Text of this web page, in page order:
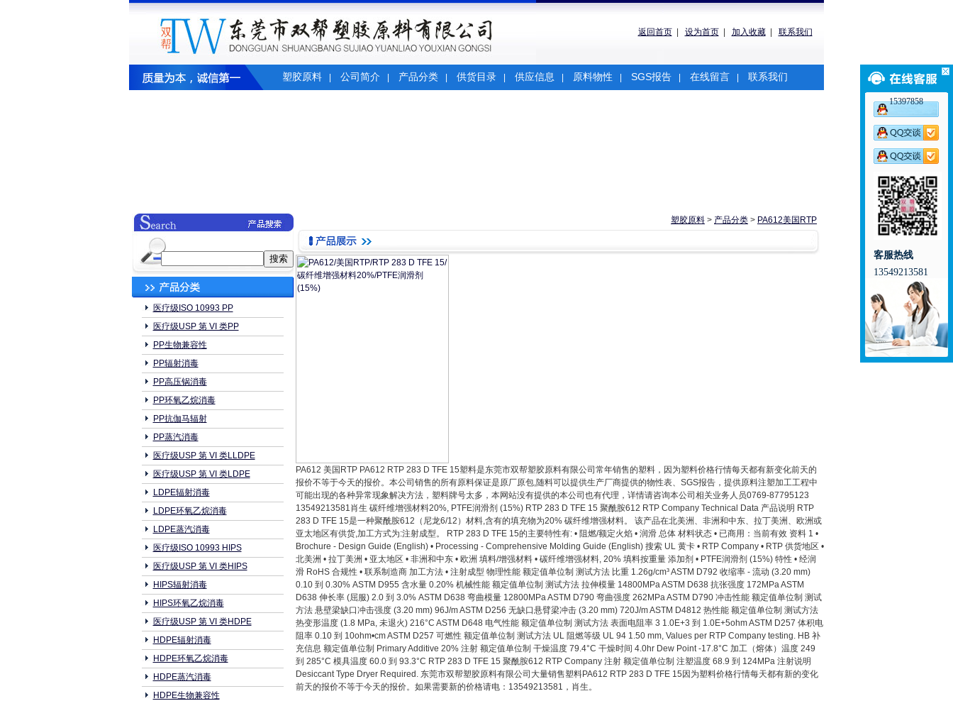
返回首页| 设为首页| 加入收藏| 联系我们
塑胶原料 公司简介 产品分类 供货目录 供应信息 原料物性 SGS报告 在线留言 联系我们
医疗级ISO 10993 PP
医疗级USP 第 VI 类PP
PP生物兼容性
PP辐射消毒
PP高压锅消毒
PP环氧乙烷消毒
PP抗伽马辐射
PP蒸汽消毒
医疗级USP 第 VI 类LLDPE
医疗级USP 第 VI 类LDPE
LDPE辐射消毒
LDPE环氧乙烷消毒
LDPE蒸汽消毒
医疗级ISO 10993 HIPS
医疗级USP 第 VI 类HIPS
HIPS辐射消毒
HIPS环氧乙烷消毒
医疗级USP 第 VI 类HDPE
HDPE辐射消毒
HDPE环氧乙烷消毒
HDPE蒸汽消毒
HDPE生物兼容性
塑胶原料 > 产品分类 > PA612美国RTP
PA612 美国RTP PA612 RTP 283 D TFE 15塑料是东莞市双帮塑胶原料有限公司常年销售的塑料，因为塑料价格行情每天都有新变化前天的
报价不等于今天的报价。本公司销售的所有原料保证是原厂原包,随料可以提供生产厂商提供的物性表、SGS报告，提供原料注塑加工工程中
可能出现的各种异常现象解决方法，塑料牌号太多，本网站没有提供的本公司也有代理，详情请咨询本公司相关业务人员0769-87795123
13549213581肖生 碳纤维增强材料20%, PTFE润滑剂 (15%) RTP 283 D TFE 15 聚酰胺612 RTP Company Technical Data 产品说明 RTP
283 D TFE 15是一种聚酰胺612（尼龙6/12）材料,含有的填充物为20% 碳纤维增强材料。 该产品在北美洲、非洲和中东、拉丁美洲、欧洲或
亚太地区有供货,加工方式为:注射成型。 RTP 283 D TFE 15的主要特性有: • 阻燃/额定火焰 • 润滑 总体 材料状态 • 已商用：当前有效 资料 1 •
Brochure - Design Guide (English) • Processing - Comprehensive Molding Guide (English) 搜索 UL 黄卡 • RTP Company • RTP 供货地区 •
北美洲 • 拉丁美洲 • 亚太地区 • 非洲和中东 • 欧洲 填料/增强材料 • 碳纤维增强材料, 20% 填料按重量 添加剂 • PTFE润滑剂 (15%) 特性 • 经润
滑 RoHS 合规性 • 联系制造商 加工方法 • 注射成型 物理性能 额定值单位制 测试方法 比重 1.26g/cm³ ASTM D792 收缩率 - 流动 (3.20 mm)
0.10 到 0.30% ASTM D955 含水量 0.20% 机械性能 额定值单位制 测试方法 拉伸模量 14800MPa ASTM D638 抗张强度 172MPa ASTM
D638 伸长率 (屈服) 2.0 到 3.0% ASTM D638 弯曲模量 12800MPa ASTM D790 弯曲强度 262MPa ASTM D790 冲击性能 额定值单位制 测试
方法 悬壁梁缺口冲击强度 (3.20 mm) 96J/m ASTM D256 无缺口悬臂梁冲击 (3.20 mm) 720J/m ASTM D4812 热性能 额定值单位制 测试方法
热变形温度 (1.8 MPa, 未退火) 216°C ASTM D648 电气性能 额定值单位制 测试方法 表面电阻率 3 1.0E+3 到 1.0E+5ohm ASTM D257 体积电
阻率 0.10 到 10ohm•cm ASTM D257 可燃性 额定值单位制 测试方法 UL 阻燃等级 UL 94 1.50 mm, Values per RTP Company testing. HB 补
充信息 额定值单位制 Primary Additive 20% 注射 额定值单位制 干燥温度 79.4°C 干燥时间 4.0hr Dew Point -17.8°C 加工（熔体）温度 249
到 285°C 模具温度 60.0 到 93.3°C RTP 283 D TFE 15 聚酰胺612 RTP Company 注射 额定值单位制 注塑温度 68.9 到 124MPa 注射说明
Desiccant Type Dryer Required. 东莞市双帮塑胶原料有限公司大量销售塑料PA612 RTP 283 D TFE 15因为塑料价格行情每天都有新的变化
前天的报价不等于今天的报价。如果需要新的价格请电：13549213581，肖生。
15397858
客服热线
13549213581